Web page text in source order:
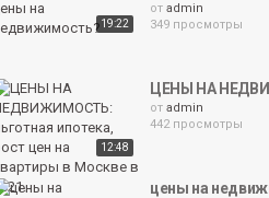
19:22
от admin
349 просмотры
12:48
ЦЕНЫ НА
от admin
442 просмотры
цены на